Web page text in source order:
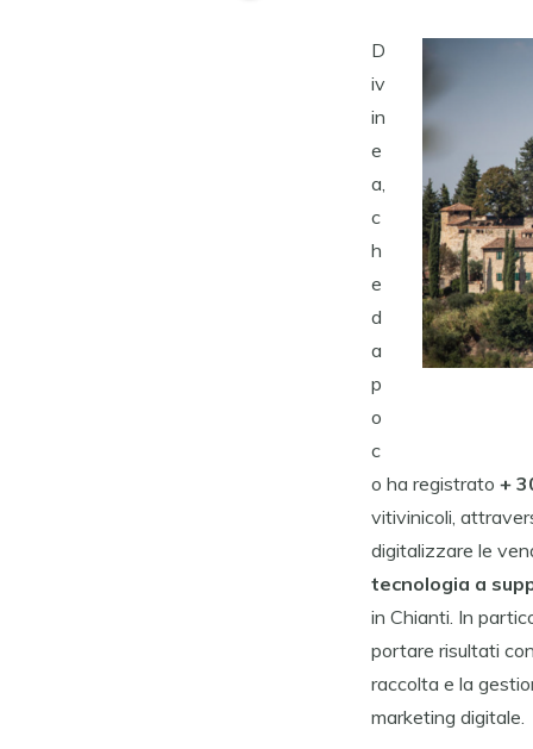
D
iv
in
e
a,
c
h
e
d
a
p
o
c
o ha registrato +
vitivinicoli,
digitalizzare le
tecnologia a
in Chianti. In
portare risultati
raccolta e la
marketing digitale.